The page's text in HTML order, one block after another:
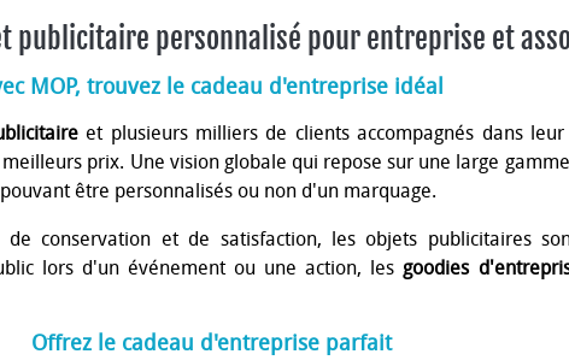
publicitaire personnalisé pour entreprise et
MOP, trouvez le cadeau d'entreprise idéal
et plusieurs milliers de clients accompagnés dans leur
prix. Une vision globale qui repose sur une large
être personnalisés ou non d'un marquage.
conservation et de satisfaction, les objets publicitaires
lors d'un événement ou une action, les goodies
Offrez le cadeau d'entreprise parfait